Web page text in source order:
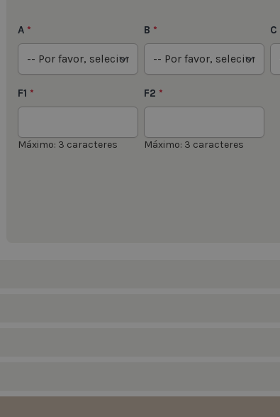
A * B * C
F1 *
Máximo: 3 caracteres
F2 *
Máximo: 3 caracteres